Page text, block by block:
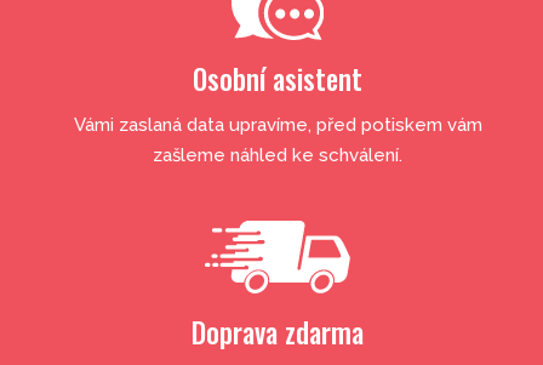
Osobní asistent
Vámi zaslaná data upravíme, před potiskem vám
zašleme náhled ke schválení.
Doprava zdarma